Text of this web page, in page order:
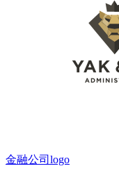
金融公司logo